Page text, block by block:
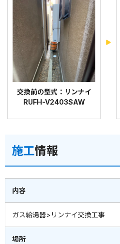
交換前の型式：リンナイ
RUFH-V2403SAW
施工情報
内容
ガス給湯器>リンナイ交換工事
場所